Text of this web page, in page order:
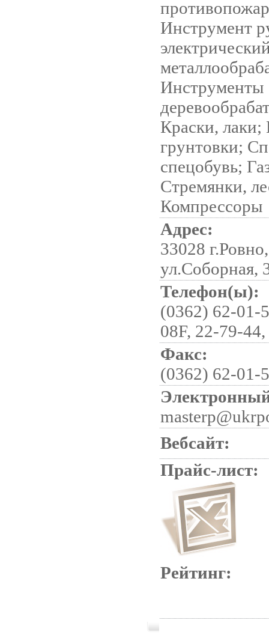
Инструмент
Инструменты
Краски,
грунтовки;
спецобувь;
Стремянки,
Компрессоры
Адрес:
33028 г.Ровно,
ул.Соборная,
Телефон(ы):
(0362) 62-01-
08F, 22-79-
Факс:
(0362) 62-01-
Вебсайт:
Прайс-лист:
Рейтинг: